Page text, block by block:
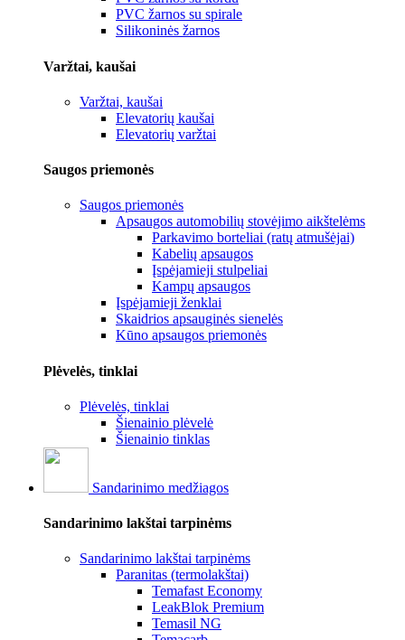
PVC žarnos su spirale
Silikoninės žarnos
Varžtai, kaušai
Varžtai, kaušai
Elevatorių kaušai
Elevatorių varžtai
Saugos priemonės
Saugos priemonės
Apsaugos automobilių stovėjimo aikštelėms
Parkavimo borteliai (ratų atmušėjai)
Kabelių apsaugos
Įspėjamieji stulpeliai
Kampų apsaugos
Įspėjamieji ženklai
Skaidrios apsauginės sienelės
Kūno apsaugos priemonės
Plėvelės, tinklai
Plėvelės, tinklai
Šienainio plėvelė
Šienainio tinklas
Sandarinimo medžiagos
Sandarinimo lakštai tarpinėms
Sandarinimo lakštai tarpinėms
Paranitas (termolakštai)
Temafast Economy
LeakBlok Premium
Temasil NG